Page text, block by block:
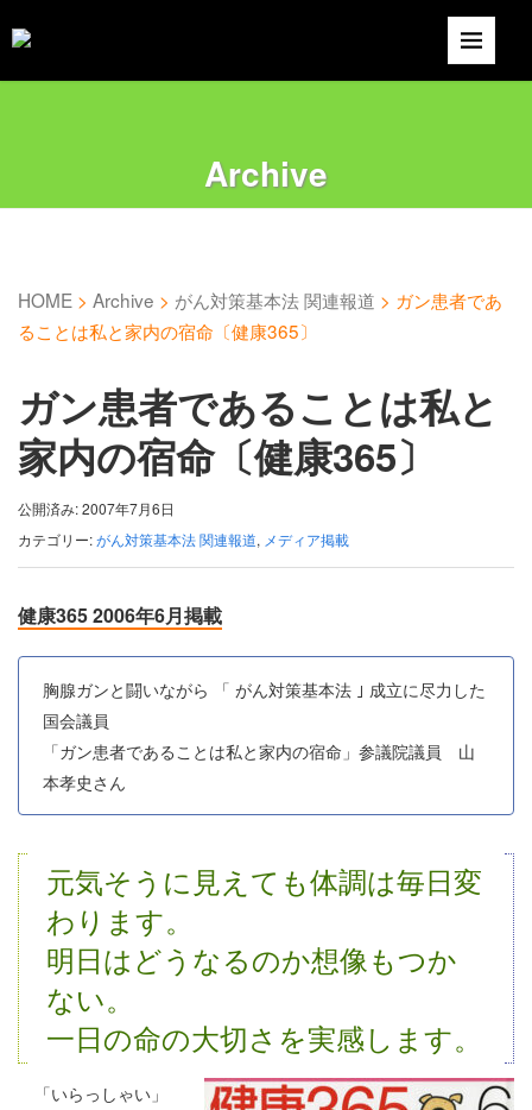
Archive
HOME > Archive > がん対策基本法 関連報道 > ガン患者であ
ることは私と家内の宿命〔健康365〕
ガン患者であることは私と
家内の宿命〔健康365〕
公開済み: 2007年7月6日
カテゴリー:がん対策基本法 関連報道, メディア掲載
健康365 2006年6月掲載
胸腺ガンと闘いながら 「 がん対策基本法 ｣ 成立に尽力した
国会議員
「ガン患者であることは私と家内の宿命」参議院議員 山
本孝史さん
元気そうに見えても体調は毎日変
わります。
明日はどうなるのか想像もつか
ない。
一日の命の大切さを実感します。
「いらっしゃい」